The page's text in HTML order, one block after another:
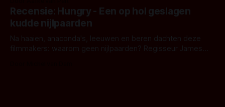
achtergrond, belooft iets kleurrijks maar onheilspellends,
iets ongrijpbaars. En dat maakt De Groen met ieder woord
waar.
Recensie: Hungry - Een op hol geslagen
kudde nijlpaarden
Na haaien, anaconda's, leeuwen en beren dachten deze
filmmakers: waarom geen nijlpaarden? Regisseur James